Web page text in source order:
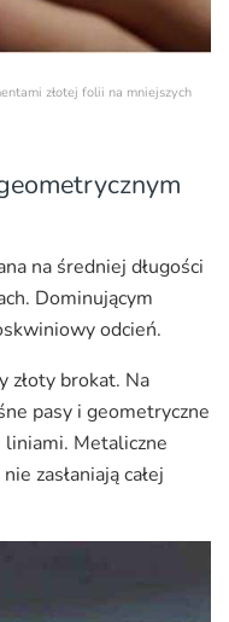
złotej folii na mniejszych
na średniej długości
Dominującym
odcień.
złoty brokat. Na
pasy i geometryczne
Metaliczne
zasłaniają całej